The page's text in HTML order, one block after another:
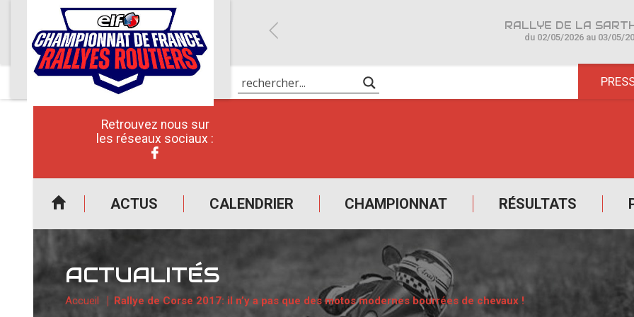
Retrouvez nous sur
les réseaux sociaux :
ACTUS CALENDRIER CHAMPIONNAT RÉSULTATS
du 02/05/2026 au 03/05/
ACTUALITÉS
Accueil Rallye de Corse 2017: il n’y a pas que des motos modernes bourrées de chevaux !